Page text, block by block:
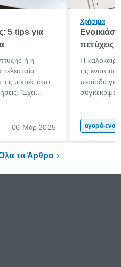
5 tips για
ή η
τις μικρές όσο
Έχει
σε
06 Μάρ 2025
Χρήσιμα
Η
τις
περίοδο
πολιτών,
επιλέξουν
τα Άρθρα